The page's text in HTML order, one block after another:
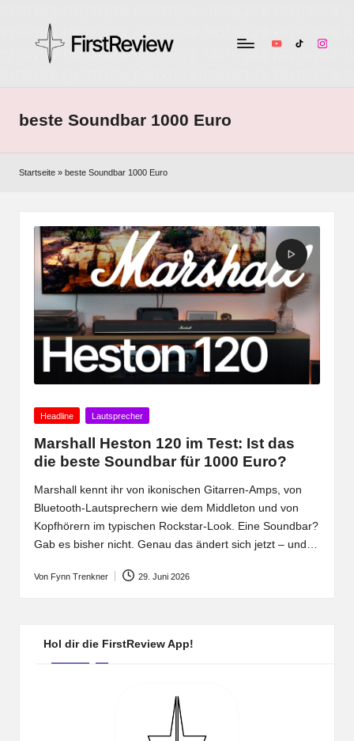
ir
t
w
Smart
Audio
und
unabhängig
YouTubeTikTok
beste Soundbar 1000 Euro
Startseite » beste Soundbar 1000 Euro
Posted
Headline Lautsprecher
Marshall Heston 120 im Test: Ist das
die beste Soundbar für 1000 Euro?
Marshall kennt ihr von ikonischen Gitarren-Amps, von
Bluetooth-Lautsprechern wie dem Middleton und von
Kopfhörern im typischen Rockstar-Look. Eine Soundbar?
Gab es bisher nicht. Genau das ändert sich jetzt – und…
Posted
Von Fynn Trenkner 29. Juni 2026
Hol dir die FirstReview App!